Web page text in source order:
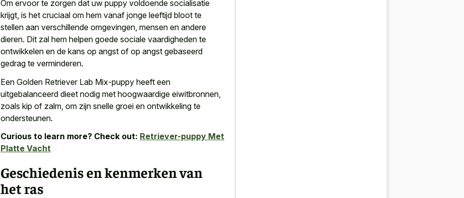
Om ervoor te zorgen dat uw puppy voldoende socialisatie
krijgt, is het cruciaal om hem vanaf jonge leeftijd bloot te
stellen aan verschillende omgevingen, mensen en andere
dieren. Dit zal hem helpen goede sociale vaardigheden te
ontwikkelen en de kans op angst of op angst gebaseerd
gedrag te verminderen.
Een Golden Retriever Lab Mix-puppy heeft een
uitgebalanceerd dieet nodig met hoogwaardige eiwitbronnen,
zoals kip of zalm, om zijn snelle groei en ontwikkeling te
ondersteunen.
Curious to learn more? Check out: Retriever-puppy Met
Platte Vacht
Geschiedenis en kenmerken van
het ras